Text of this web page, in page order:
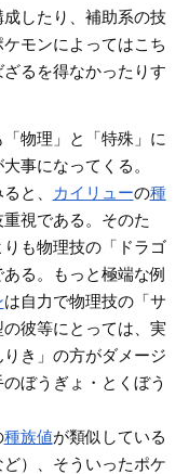
したり、補助系の技
モンによってはこち
るを得なかったりす
物理」と「特殊」に
事になってくる。
と、 カイリューの種
視である。そのた
も物理技の「ドラゴ
る。もっと極端な例
は自力で物理技の「サ
彼等にとっては、実
き」の方がダメージ
ぼうぎょ・とくぼう
種族値が類似している
ど）、そういったポケ